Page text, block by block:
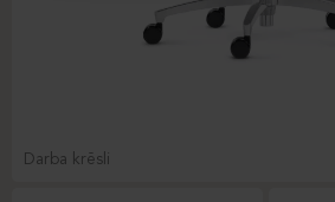
Darba krēsli